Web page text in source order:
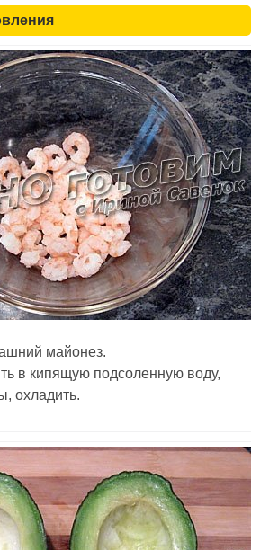
майонез.
в кипящую подсоленную воду,
охладить.